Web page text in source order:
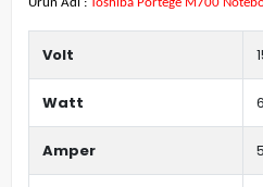
Ürün Adı : Toshiba Portege M700
Volt
Watt
Amper